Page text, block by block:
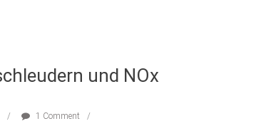
und NOx
1 Comment